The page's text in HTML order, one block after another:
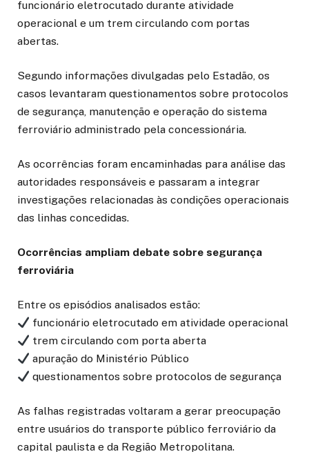
funcionário eletrocutado durante atividade
operacional e um trem circulando com portas
abertas.
Segundo informações divulgadas pelo Estadão, os
casos levantaram questionamentos sobre protocolos
de segurança, manutenção e operação do sistema
ferroviário administrado pela concessionária.
As ocorrências foram encaminhadas para análise das
autoridades responsáveis e passaram a integrar
investigações relacionadas às condições operacionais
das linhas concedidas.
Ocorrências ampliam debate sobre segurança
ferroviária
Entre os episódios analisados estão:
funcionário eletrocutado em atividade operacional
trem circulando com porta aberta
apuração do Ministério Público
questionamentos sobre protocolos de segurança
As falhas registradas voltaram a gerar preocupação
entre usuários do transporte público ferroviário da
capital paulista e da Região Metropolitana.